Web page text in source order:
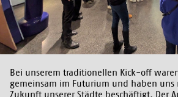
Bei unserem traditionellen Kick-off
gemeinsam im Futurium und haben uns
Zukunft unserer Städte beschäftigt. Der